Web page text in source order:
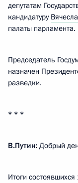
депутатам
кандидатуру
палаты парламента.
Председатель
назначен
разведки.
* * *
В.Путин: Добрый
Итоги